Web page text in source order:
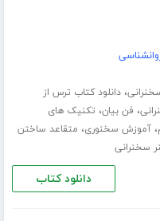
،دانلود کتاب ترس از
، فن بیان، تکنیک های
،آموزش سخنوری، متقاعد ساختن
سخنرانی
دانلود کتاب